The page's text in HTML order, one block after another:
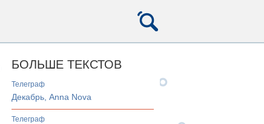
БОЛЬШЕ ТЕКСТОВ
телеграф
Декабрь, Anna Nova
телеграф